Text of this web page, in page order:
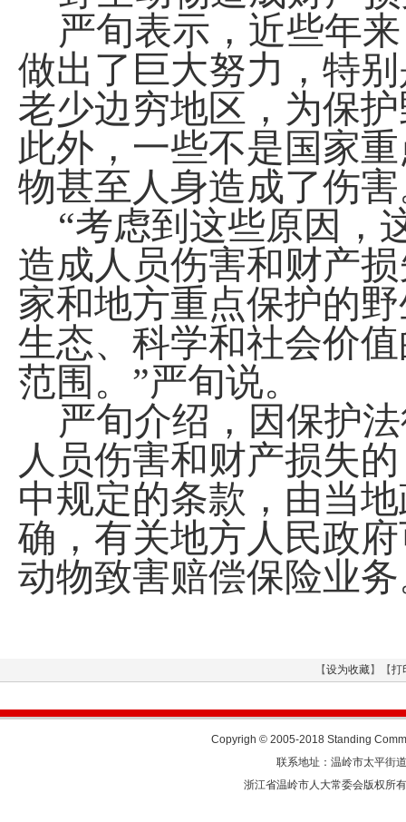
严旬表示，近些年
做出了巨大努力，特
老少边穷地区，为保
此外，一些不是国家
物甚至人身造成了伤
“考虑到这些原因，
造成人员伤害和财产
家和地方重点保护的
生态、科学和社会价
范围。”严旬说。
严旬介绍，因保护
人员伤害和财产损失
中规定的条款，由当
确，有关地方人民政
动物致害赔偿保险业
【设为收藏】【打
Copyrigh © 2005-2018 Standing
联系地址：温岭市太平
浙江省温岭市人大常委会版权所